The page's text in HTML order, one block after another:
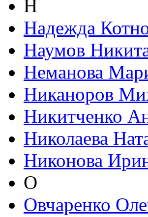
Н
Надежда
Наумов
Неманова
Никаноров
Никитченко
Николаева
Никонова
О
Овчаренко